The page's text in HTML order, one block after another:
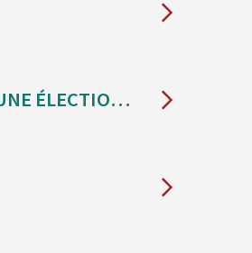
AVIS D’INSCRIPTION D’UNE PERSONNE QUI DÉSIRE SE PORTER CANDIDAT(E) À UNE ÉLECTION MUNICIPALE GÉNÉRALE